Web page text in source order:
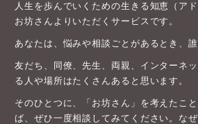
人生を歩んでいくための生きる知恵（ア
お坊さんよりいただくサービスです。
あなたは、悩みや相談ごとがあるとき、
友だち、同僚、先生、両親、インターネ
る人や場所はたくさんあると思います。
そのひとつに、「お坊さん」を考えたこ
ば、ぜひ一度相談してみてください。な